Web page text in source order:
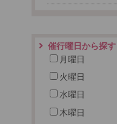
催行曜日から探す
月曜日
火曜日
水曜日
木曜日